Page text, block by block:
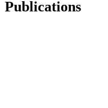
Publications